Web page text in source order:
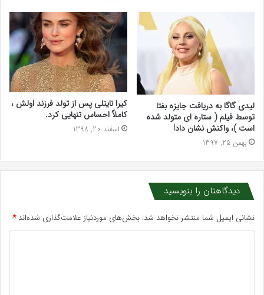
لیدی گاگا به دریافت جایزه بفتا
توسط فیلم ( ستاره ای متولد شده
است )، واکنش نشان داد!
بهمن 25, 1397
کیرا نایتلی پس از تولد فرزند اولش ،
کاملاً احساس تنهایی کرد.
اسفند 20, 1398
دیدگاهتان را بنویسید
نشانی ایمیل شما منتشر نخواهد شد. بخش‌های موردنیاز علامت‌گذاری شده‌اند*